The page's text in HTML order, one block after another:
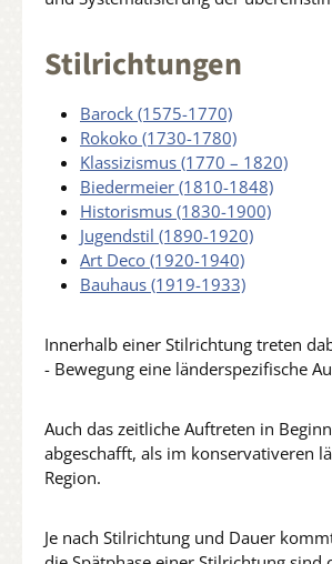
Stilrichtungen
Barock (1575-1770)
Rokoko (1730-1780)
Klassizismus (1770 – 1820)
Biedermeier (1810-1848)
Historismus (1830-1900)
Jugendstil (1890-1920)
Art Deco (1920-1940)
Bauhaus (1919-1933)
Innerhalb einer Stilrichtung treten
- Bewegung eine länderspezifische
Auch das zeitliche Auftreten in
abgeschafft, als im konservativeren
Region.
Je nach Stilrichtung und Dauer